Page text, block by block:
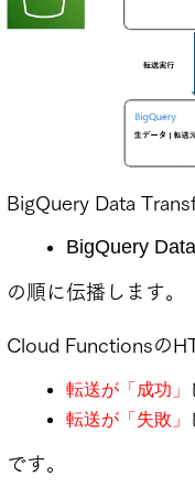
BigQuery Data
BigQuery
の順に伝播します。
Cloud Functionsの
転送が「成功」
転送が「失敗」
です。